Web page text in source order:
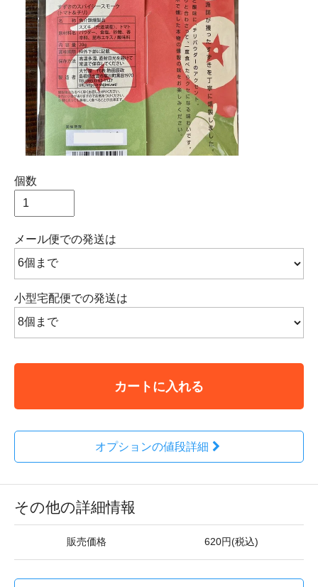
個数
メール便での発送は
小型宅配便での発送は
カートに入れる
オプションの値段詳細
その他の詳細情報
販売価格 620円(税込)